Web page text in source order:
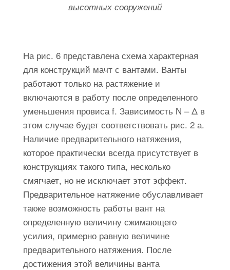
высотных сооружений
На рис. 6 представлена схема характерная
для конструкций мачт с вантами. Ванты
работают только на растяжение и
включаются в работу после определенного
уменьшения провиса f. Зависимость N – Δ в
этом случае будет соответствовать рис. 2 а.
Наличие предварительного натяжения,
которое практически всегда присутствует в
конструкциях такого типа, несколько
смягчает, но не исключает этот эффект.
Предварительное натяжение обуславливает
также возможность работы вант на
определенную величину сжимающего
усилия, примерно равную величине
предварительного натяжения. После
достижения этой величины ванта